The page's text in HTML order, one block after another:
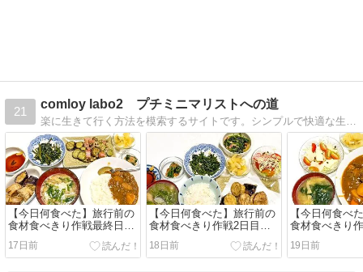
21
comloy labo2 プチミニマリストへの道
楽に生きて行く方法を模索するサイトです。シンプルで快適な生活を目指して断捨離を実行。家庭菜園で野菜を育てつつ資産運用をして自由な生活を実践します。
【今日何食べた】旅行前の
食材食べきり作戦最終日！
白茄子料理と辛口カレーで
完食
17日前
【今日何食べた】旅行前の
食材食べきり作戦2日目！
白茄子と豚肉の挟み揚げ
18日前
【今日何食べ
食材食べきり
夏の辛口カレ
うれん草料理
19日前